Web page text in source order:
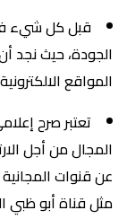
قبل كل شيء
الجودة، حيث نجد
المواقع
تعتبر صرح
المجال من أجل
عن قنوات
مثل قناة أبو ظبي